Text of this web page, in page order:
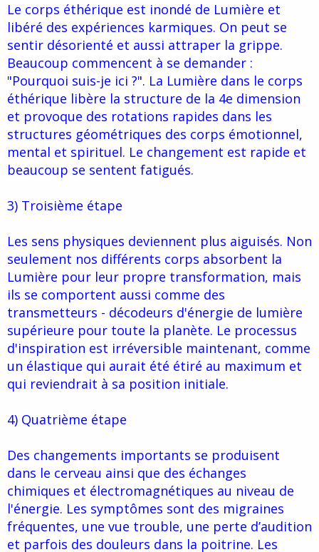
Le corps éthérique est inondé de Lumière et
libéré des expériences karmiques. On peut se
sentir désorienté et aussi attraper la grippe.
Beaucoup commencent à se demander :
"Pourquoi suis-je ici ?". La Lumière dans le corps
éthérique libère la structure de la 4e dimension
et provoque des rotations rapides dans les
structures géométriques des corps émotionnel,
mental et spirituel. Le changement est rapide et
beaucoup se sentent fatigués.
3) Troisième étape
Les sens physiques deviennent plus aiguisés. Non
seulement nos différents corps absorbent la
Lumière pour leur propre transformation, mais
ils se comportent aussi comme des
transmetteurs - décodeurs d'énergie de lumière
supérieure pour toute la planète. Le processus
d'inspiration est irréversible maintenant, comme
un élastique qui aurait été étiré au maximum et
qui reviendrait à sa position initiale.
4) Quatrième étape
Des changements importants se produisent
dans le cerveau ainsi que des échanges
chimiques et électromagnétiques au niveau de
l'énergie. Les symptômes sont des migraines
fréquentes, une vue trouble, une perte d’audition
et parfois des douleurs dans la poitrine. Les